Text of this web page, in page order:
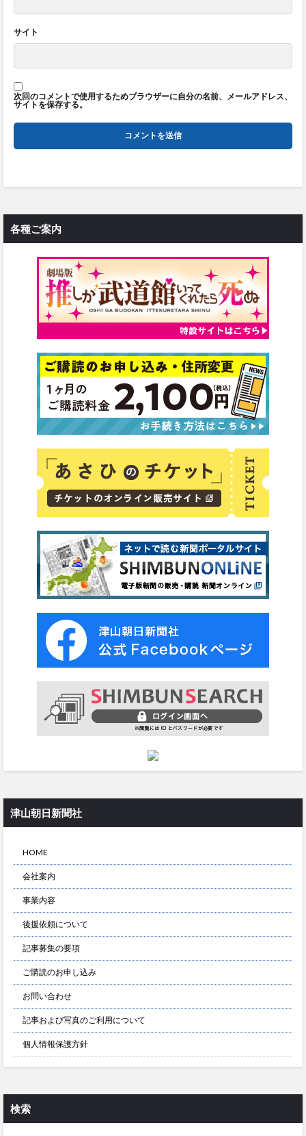
サイト
次回のコメントで使用するためブラウザーに自分の名前、メールアドレス、
サイトを保存する。
各種ご案内
津山朝日新聞社
HOME
会社案内
事業内容
後援依頼について
記事募集の要項
ご購読のお申し込み
お問い合わせ
記事および写真のご利用について
個人情報保護方針
検索